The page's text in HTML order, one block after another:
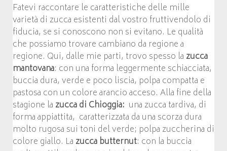
Fatevi raccontare le caratteristiche delle mille
varietà di zucca esistenti dal vostro fruttivendolo di
fiducia, se si conoscono non si evitano. Le qualità
che possiamo trovare cambiano da regione a
regione. Qui, dalle mie parti, trovo spesso la zucca
mantovana: con una forma leggermente schiacciata,
buccia dura, verde e poco liscia, polpa compatta e
pastosa con un colore arancio acceso. Alla fine della
stagione la zucca di Chioggia: una zucca tardiva, di
forma appiattita, caratterizzata da una scorza dura
molto rugosa sui toni del verde; polpa zuccherina di
colore giallo. La zucca butternut: con la buccia